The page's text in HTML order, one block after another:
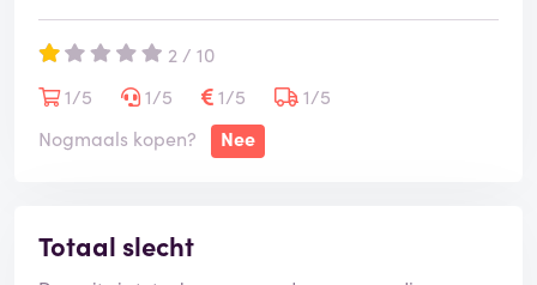
2 / 10
1/5
1/5 1/5
1/5
Nogmaals kopen?
Nee
Totaal slecht